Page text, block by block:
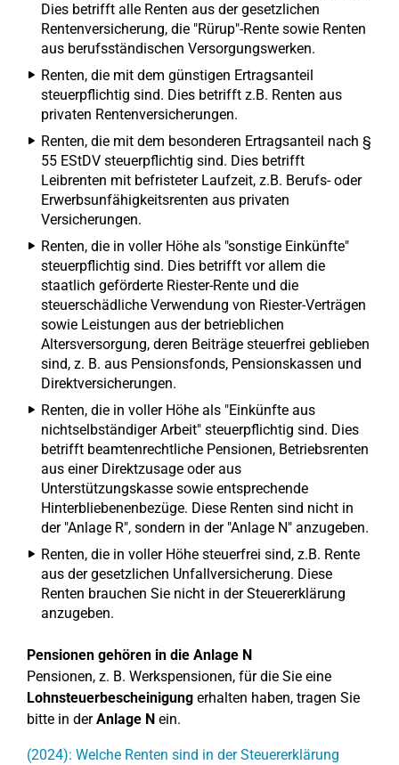
Dies betrifft alle Renten aus der gesetzlichen
Rentenversicherung, die "Rürup"-Rente sowie Renten
aus berufsständischen Versorgungswerken.
Renten, die mit dem günstigen Ertragsanteil
steuerpflichtig sind. Dies betrifft z.B. Renten aus
privaten Rentenversicherungen.
Renten, die mit dem besonderen Ertragsanteil nach §
55 EStDV steuerpflichtig sind. Dies betrifft
Leibrenten mit befristeter Laufzeit, z.B. Berufs- oder
Erwerbsunfähigkeitsrenten aus privaten
Versicherungen.
Renten, die in voller Höhe als "sonstige Einkünfte"
steuerpflichtig sind. Dies betrifft vor allem die
staatlich geförderte Riester-Rente und die
steuerschädliche Verwendung von Riester-Verträgen
sowie Leistungen aus der betrieblichen
Altersversorgung, deren Beiträge steuerfrei geblieben
sind, z. B. aus Pensionsfonds, Pensionskassen und
Direktversicherungen.
Renten, die in voller Höhe als "Einkünfte aus
nichtselbständiger Arbeit" steuerpflichtig sind. Dies
betrifft beamtenrechtliche Pensionen, Betriebsrenten
aus einer Direktzusage oder aus
Unterstützungskasse sowie entsprechende
Hinterbliebenenbezüge. Diese Renten sind nicht in
der "Anlage R", sondern in der "Anlage N" anzugeben.
Renten, die in voller Höhe steuerfrei sind, z.B. Rente
aus der gesetzlichen Unfallversicherung. Diese
Renten brauchen Sie nicht in der Steuererklärung
anzugeben.
Pensionen gehören in die Anlage N
Pensionen, z. B. Werkspensionen, für die Sie eine
Lohnsteuerbescheinigung erhalten haben, tragen Sie
bitte in derAnlage N ein.
(2024): Welche Renten sind in der Steuererklärung